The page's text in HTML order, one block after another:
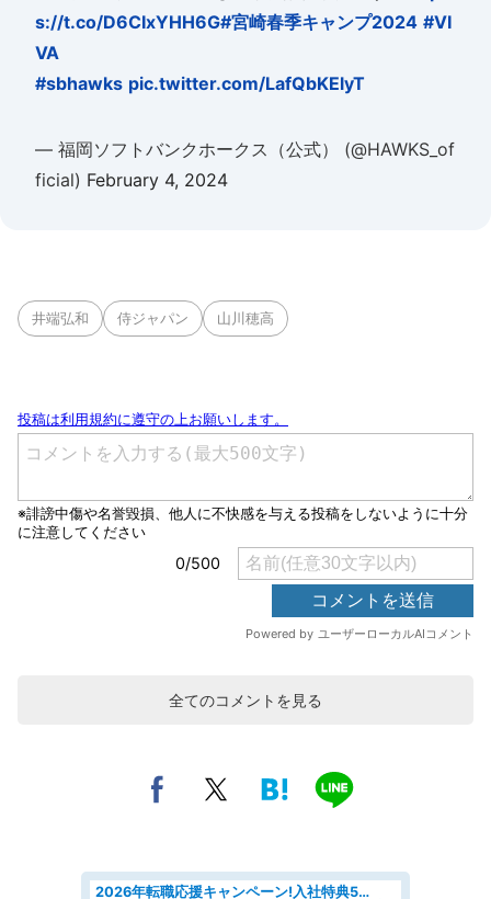
s://t.co/D6CIxYHH6G#宮崎春季キャンプ2024 #VI
VA
#sbhawks pic.twitter.com/LafQbKElyT
— 福岡ソフトバンクホークス（公式） (@HAWKS_of
ficial) February 4, 2024
井端弘和 侍ジャパン 山川穂高
全てのコメントを見る
2026年転職応援キャンペーン!入社特典58万円/デンソーで働こう!自動車工場で小型部品の検査業務 denso aichi